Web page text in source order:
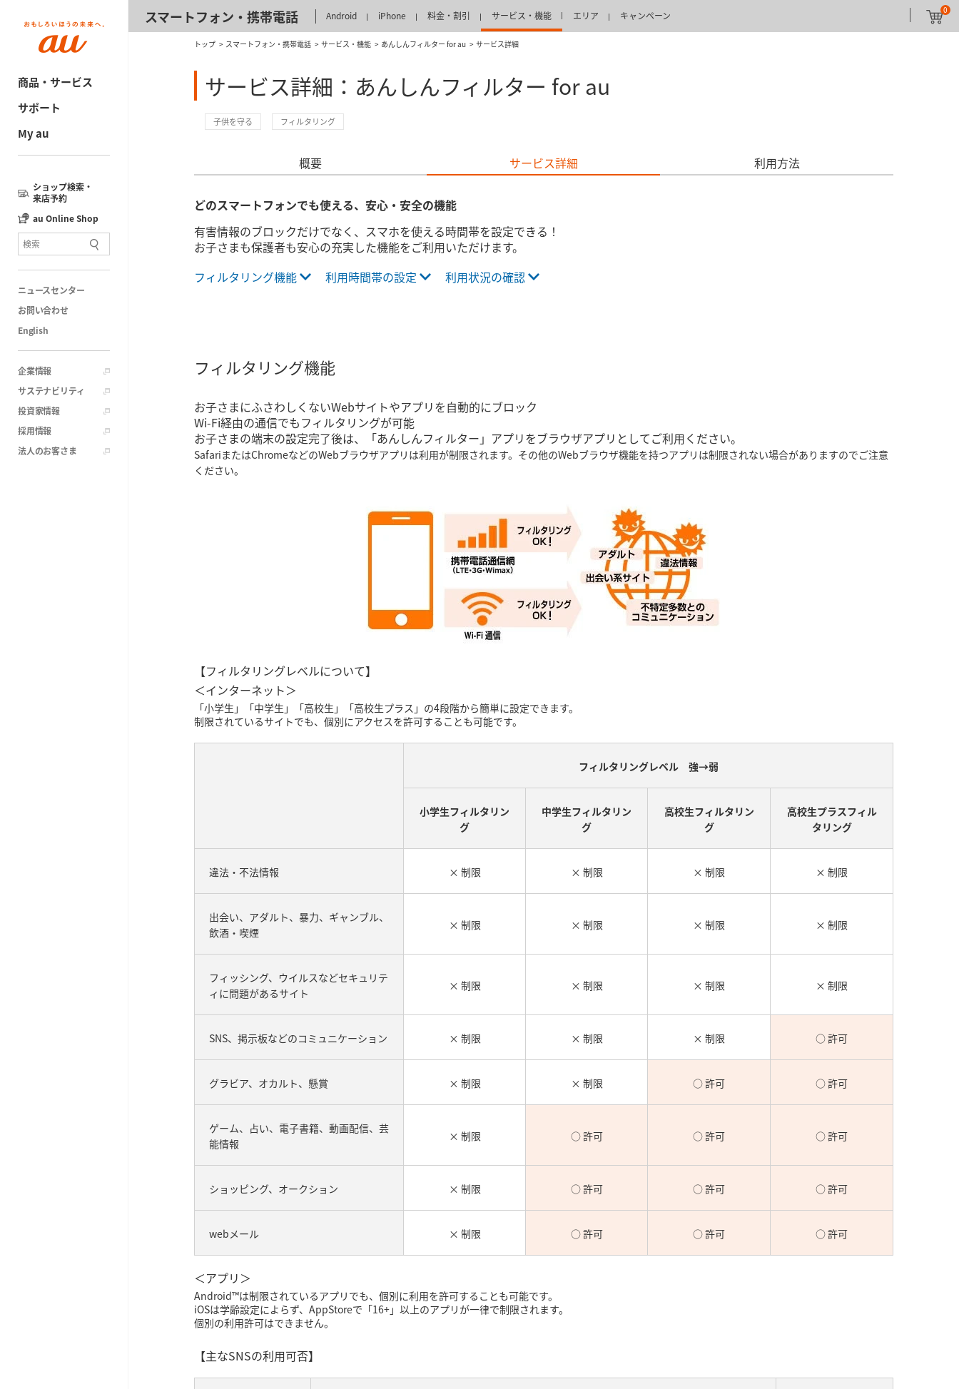
商品・サービス
サポート
My au
ショップ検索・
来店予約
au Online Shop
ニュースセンター
お問い合わせ
English
企業情報
サステナビリティ
投資家情報
採用情報
法人のお客さま
スマートフォン・携帯電話 Android iPhone 料金・割引 サービス・機能 エリア キャンペーン 0
トップ スマートフォン・携帯電話 サービス・機能 あんしんフィルター for au サービス詳細
サービス詳細：あんしんフィルター for au
子供を守る フィルタリング
概要 サービス詳細 利用方法
どのスマートフォンでも使える、安心・安全の機能
有害情報のブロックだけでなく、スマホを使える時間帯を設定できる！
お子さまも保護者も安心の充実した機能をご利用いただけます。
フィルタリング機能
利用時間帯の設定 利用状況の確認
フィルタリング機能
お子さまにふさわしくないWebサイトやアプリを自動的にブロック
Wi-Fi経由の通信でもフィルタリングが可能
お子さまの端末の設定完了後は、「あんしんフィルター」アプリをブラウザアプリとしてご利用ください。
SafariまたはChromeなどのWebブラウザアプリは利用が制限されます。その他のWebブラウザ機能を持つアプリは制限されない場合がありますのでご注意
ください。
【フィルタリングレベルについて】
＜インターネット＞
「小学生」「中学生」「高校生」「高校生プラス」の4段階から簡単に設定できます。
制限されているサイトでも、個別にアクセスを許可することも可能です。
フィルタリングレベル 強→弱
小学生フィルタリン
グ
中学生フィルタリン
グ
高校生フィルタリン
グ
高校生プラスフィル
タリング
違法・不法情報 × 制限 × 制限 × 制限 × 制限
出会い、アダルト、暴力、ギャンブル、
飲酒・喫煙
× 制限 × 制限 × 制限 × 制限
フィッシング、ウイルスなどセキュリテ
ィに問題があるサイト
× 制限 × 制限 × 制限 × 制限
SNS、掲示板などのコミュニケーション × 制限 × 制限 × 制限 ○ 許可
グラビア、オカルト、懸賞 × 制限 × 制限 ○ 許可 ○ 許可
ゲーム、占い、電子書籍、動画配信、芸
能情報
× 制限 ○ 許可 ○ 許可 ○ 許可
ショッピング、オークション × 制限 ○ 許可 ○ 許可 ○ 許可
webメール × 制限 ○ 許可 ○ 許可 ○ 許可
＜アプリ＞
Android™は制限されているアプリでも、個別に利用を許可することも可能です。
iOSは学齢設定によらず、AppStoreで「16+」以上のアプリが一律で制限されます。
個別の利用許可はできません。
【主なSNSの利用可否】